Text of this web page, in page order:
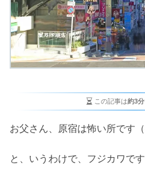
この記事は約3分
お父さん、原宿は怖い所です（
と、いうわけで、フジカワです